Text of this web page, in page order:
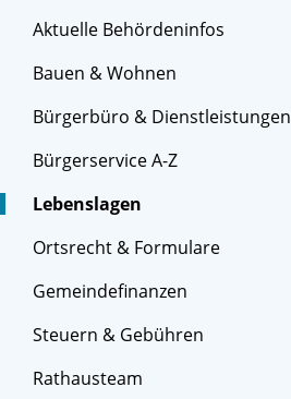
Aktuelle Behördeninfos
Bauen & Wohnen
Bürgerbüro & Dienstleistungen
Bürgerservice A-Z
Lebenslagen
Ortsrecht & Formulare
Gemeindefinanzen
Steuern & Gebühren
Rathausteam